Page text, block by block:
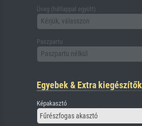
Üveg (hátlappal együtt)
Kérjük, válasszon
Paszpartu
Paszpartu nélkül
Egyebek & Extra kiegészítők
Képakasztó
Fűrészfogas akasztó